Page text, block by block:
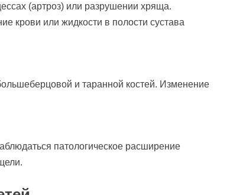
(артроз) или разрушении хряща.
крови или жидкости в полости сустава
и таранной костей. Изменение
патологическое расширение